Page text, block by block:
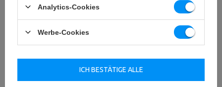
Analytics-Cookies
Werbe-Cookies
ICH BESTÄTIGE ALLE